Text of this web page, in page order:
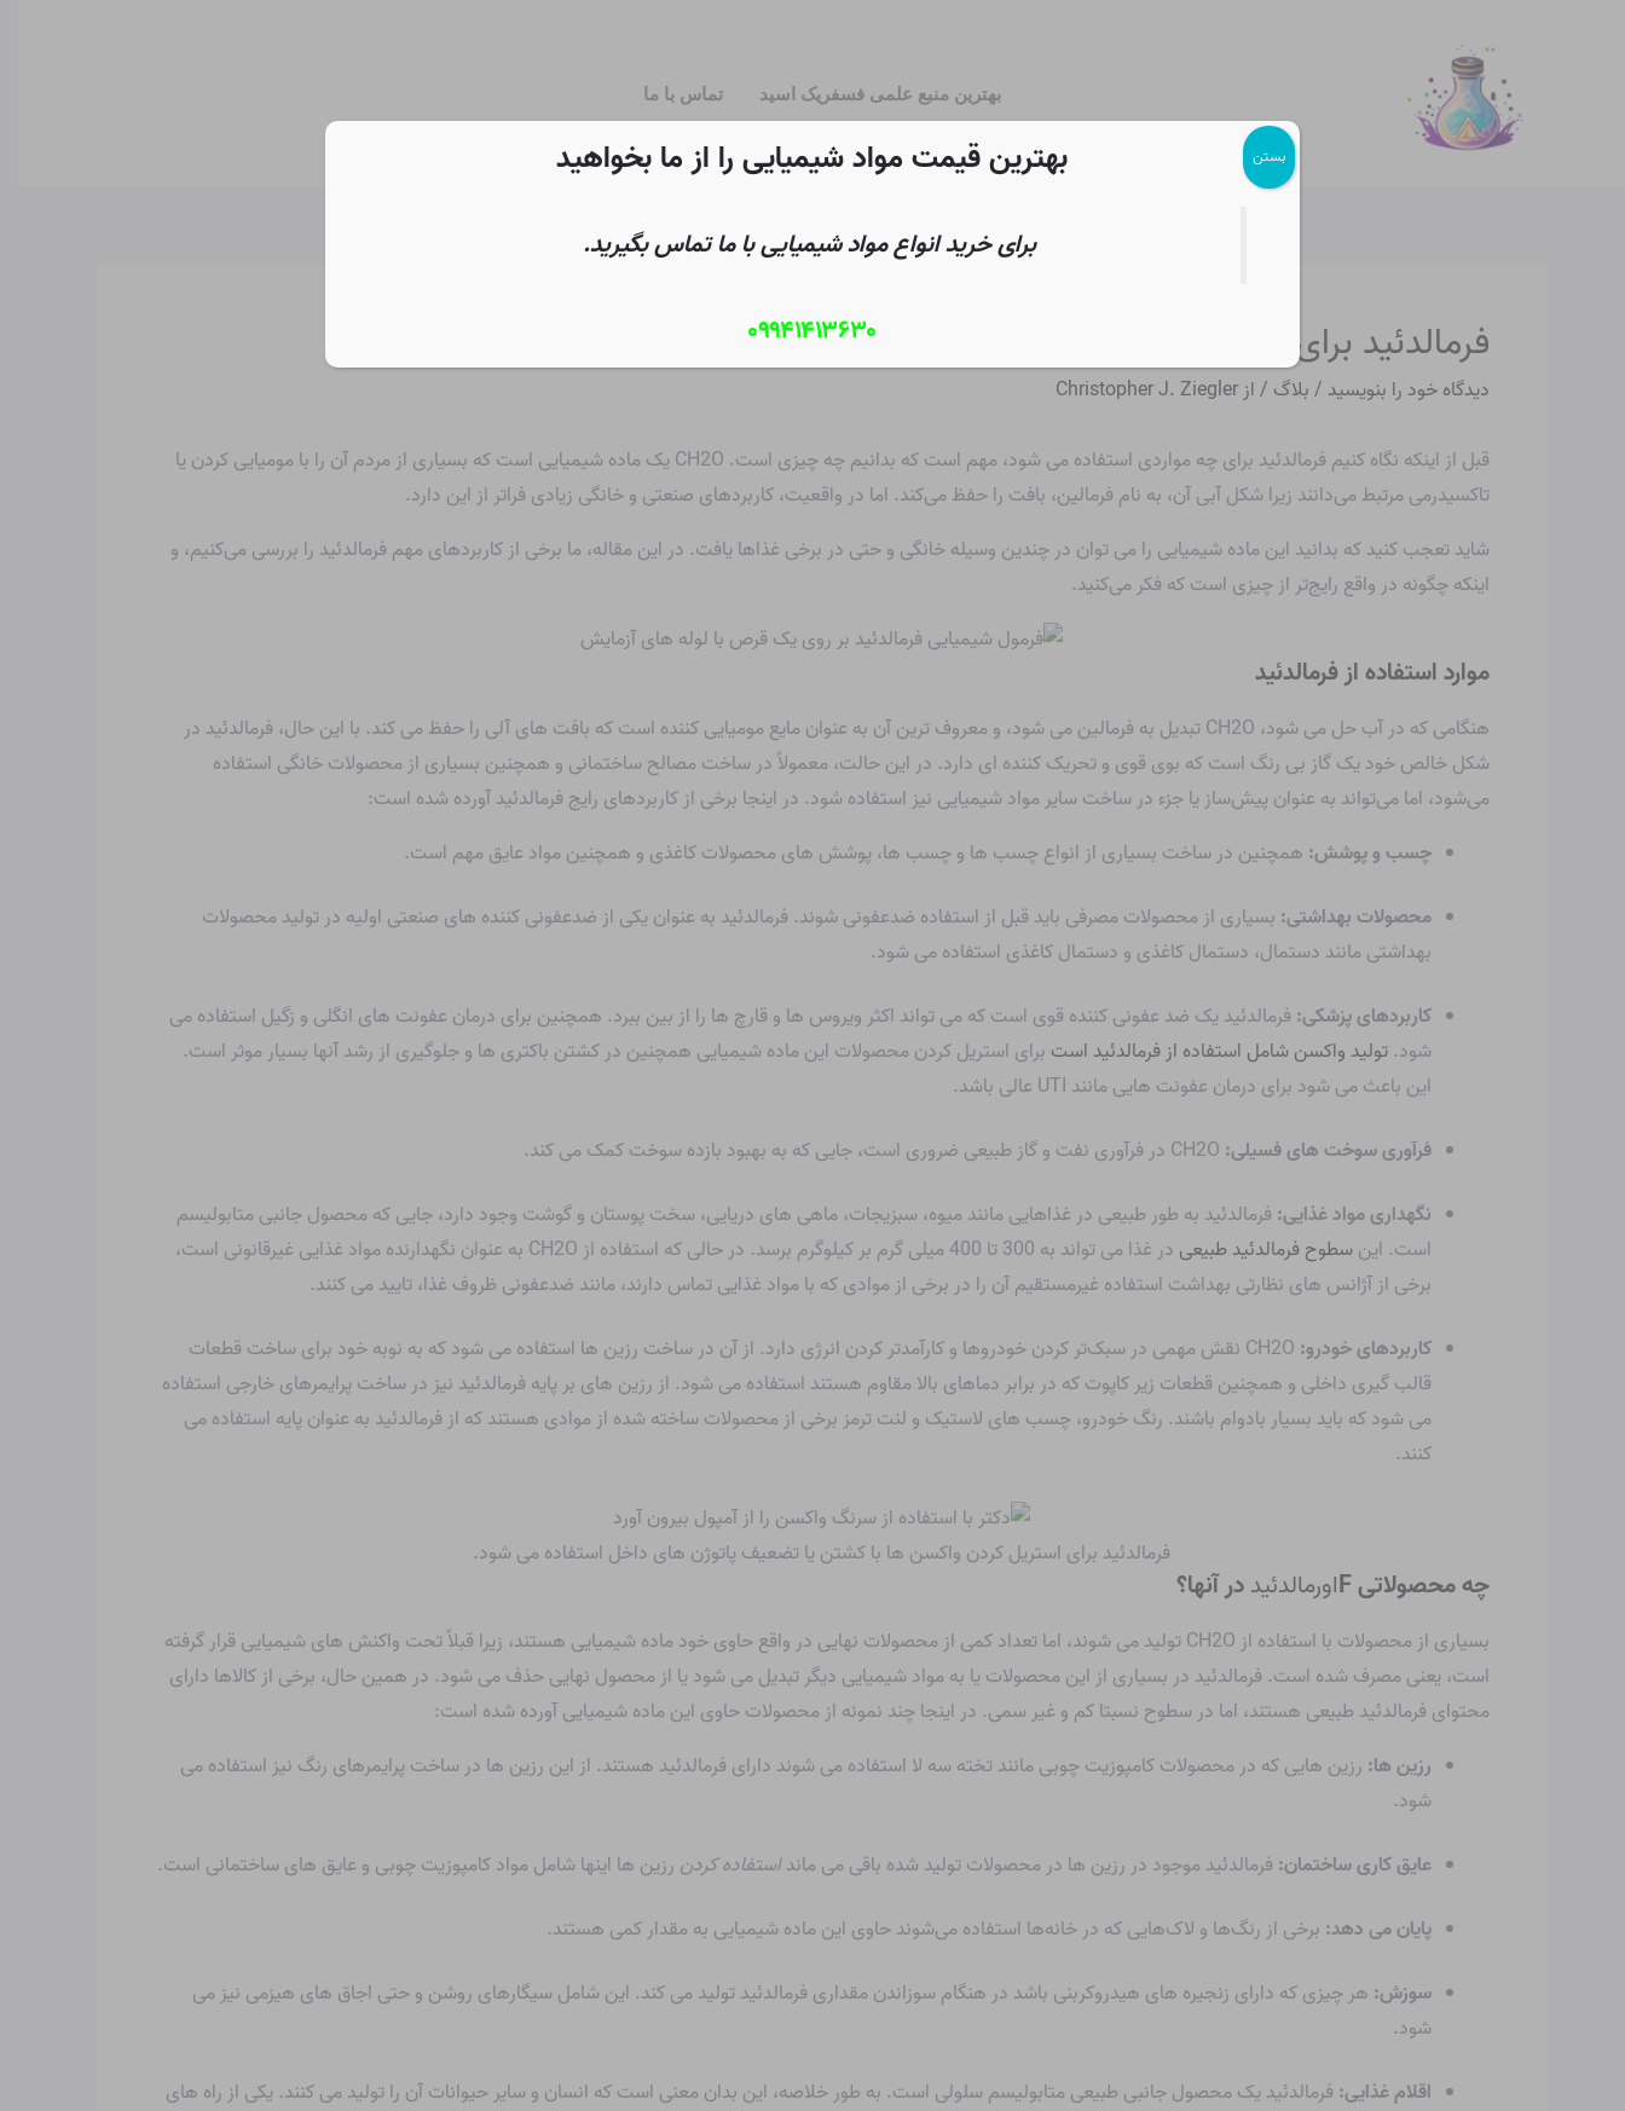
بهترین منبع علمی فسفریک اسید تماس با ما
فرمالدئید برای چه مواردی استفاده می شود؟
دیدگاه‌ خود را بنویسید /بلاگ / از Christopher J. Ziegler
قبل از اینکه نگاه کنیم فرمالدئید برای چه مواردی استفاده می شود، مهم است که بدانیم چه چیزی است. CH2O یک ماده شیمیایی است که بسیاری از مردم آن را با مومیایی کردن یا
تاکسیدرمی مرتبط می‌دانند زیرا شکل آبی آن، به نام فرمالین، بافت را حفظ می‌کند. اما در واقعیت، کاربردهای صنعتی و خانگی زیادی فراتر از این دارد.
شاید تعجب کنید که بدانید این ماده شیمیایی را می توان در چندین وسیله خانگی و حتی در برخی غذاها یافت. در این مقاله، ما برخی از کاربردهای مهم فرمالدئید را بررسی می‌کنیم، و
اینکه چگونه در واقع رایج‌تر از چیزی است که فکر می‌کنید.
موارد استفاده از فرمالدئید
هنگامی که در آب حل می شود، CH2O تبدیل به فرمالین می شود، و معروف ترین آن به عنوان مایع مومیایی کننده است که بافت های آلی را حفظ می کند. با این حال، فرمالدئید در
شکل خالص خود یک گاز بی رنگ است که بوی قوی و تحریک کننده ای دارد. در این حالت، معمولاً در ساخت مصالح ساختمانی و همچنین بسیاری از محصولات خانگی استفاده
می‌شود، اما می‌تواند به عنوان پیش‌ساز یا جزء در ساخت سایر مواد شیمیایی نیز استفاده شود. در اینجا برخی از کاربردهای رایج فرمالدئید آورده شده است:
چسب و پوشش: همچنین در ساخت بسیاری از انواع چسب ها و چسب ها، پوشش های محصولات کاغذی و همچنین مواد عایق مهم است.
محصولات بهداشتی: بسیاری از محصولات مصرفی باید قبل از استفاده ضدعفونی شوند. فرمالدئید به عنوان یکی از ضدعفونی کننده های صنعتی اولیه در تولید محصولات
بهداشتی مانند دستمال، دستمال کاغذی و دستمال کاغذی استفاده می شود.
کاربردهای پزشکی: فرمالدئید یک ضد عفونی کننده قوی است که می تواند اکثر ویروس ها و قارچ ها را از بین ببرد. همچنین برای درمان عفونت های انگلی و زگیل استفاده می
شود.تولید واکسن شامل استفاده از فرمالدئید است برای استریل کردن محصولات این ماده شیمیایی همچنین در کشتن باکتری ها و جلوگیری از رشد آنها بسیار موثر است.
این باعث می شود برای درمان عفونت هایی مانند UTI عالی باشد.
فرآوری سوخت های فسیلی:
نگهداری مواد غذایی: فرمالدئید به طور طبیعی در غذاهایی مانند میوه، سبزیجات، ماهی های دریایی، سخت پوستان و گوشت وجود دارد، جایی که محصول جانبی متابولیسم
است. اینسطوح فرمالدئید طبیعی
در غذا می تواند به 300 تا 400 میلی گرم بر کیلوگرم برسد. در حالی که استفاده از CH2O به عنوان نگهدارنده مواد غذایی غیرقانونی است،
برخی از آژانس های نظارتی بهداشت استفاده غیرمستقیم آن را در برخی از موادی که با مواد غذایی تماس دارند، مانند ضدعفونی ظروف غذا، تایید می کنند.
کاربردهای خودرو:
CH2O نقش مهمی در سبک‌تر کردن خودروها و کارآمدتر کردن انرژی دارد. از آن در ساخت رزین ها استفاده می شود که به نوبه خود برای ساخت قطعات
قالب گیری داخلی و همچنین قطعات زیر کاپوت که در برابر دماهای بالا مقاوم هستند استفاده می شود. از رزین های بر پایه فرمالدئید نیز در ساخت پرایمرهای خارجی استفاده
می شود که باید بسیار بادوام باشند. رنگ خودرو، چسب های لاستیک و لنت ترمز برخی از محصولات ساخته شده از موادی هستند که از فرمالدئید به عنوان پایه استفاده می
کنند.
فرمالدئید برای استریل کردن واکسن ها با کشتن یا تضعیف پاتوژن های داخل استفاده می شود.
چه محصولاتی F اورمالدئیددر آنها؟
بسیاری از محصولات با استفاده از CH2O تولید می شوند، اما تعداد کمی از محصولات نهایی در واقع حاوی خود ماده شیمیایی هستند، زیرا قبلاً تحت واکنش های شیمیایی قرار گرفته
است، یعنی مصرف شده است. فرمالدئید در بسیاری از این محصولات یا به مواد شیمیایی دیگر تبدیل می شود یا از محصول نهایی حذف می شود. در همین حال، برخی از کالاها دارای
محتوای فرمالدئید طبیعی هستند، اما در سطوح نسبتا کم و غیر سمی. در اینجا چند نمونه از محصولات حاوی این ماده شیمیایی آورده شده است:
رزین ها: رزین هایی که در محصولات کامپوزیت چوبی مانند تخته سه لا استفاده می شوند دارای فرمالدئید هستند. از این رزین ها در ساخت پرایمرهای رنگ نیز استفاده می
شود.
عایق کاری ساختمان: فرمالدئید موجود در رزین ها در محصولات تولید شده باقی می مانداستفاده كردن رزین ها اینها شامل مواد کامپوزیت چوبی و عایق های ساختمانی است.
پایان می دهد: برخی از رنگ‌ها و لاک‌هایی که در خانه‌ها استفاده می‌شوند حاوی این ماده شیمیایی به مقدار کمی هستند.
سوزش: هر چیزی که دارای زنجیره های هیدروکربنی باشد در هنگام سوزاندن مقداری فرمالدئید تولید می کند. این شامل سیگارهای روشن و حتی اجاق های هیزمی نیز می
شود.
اقلام غذایی: فرمالدئید یک محصول جانبی طبیعی متابولیسم سلولی است. به طور خلاصه، این بدان معنی است که انسان و سایر حیوانات آن را تولید می کنند. یکی از راه های
نوشته
بهترین قیمت مواد شیمیایی را از ما بخواهید
برای خرید انواع مواد شیمیایی با ما تماس بگیرید.
۰۹۹۴۱۴۱۳۶۳۰
بستن